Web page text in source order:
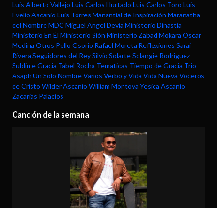
Luis Alberto Vallejo Luis Carlos Hurtado Luis Carlos Toro Luis
Evelio Ascanio Luis Torres Manantial de Inspiración Maranatha
del NombreMDC Miguel Angel Devia Ministerio Dinastia
Ministerio En Él Ministerio Sión Ministerio Zabad Mokara Oscar
Medina Otros Pello Osorio Rafael Moreta Reflexiones Sarai
Rivera Seguidores del ReySilvio SolarteSolangie Rodriguez
Sublime Gracia Tabel Rocha Tematicas Tiempo de Gracia Trio
Asaph Un Solo NombreVarios Verbo y Vida Vida Nueva Voceros
de Cristo Wilder Ascanio William Montoya Yesica Ascanio
Zacarias Palacios
Canción de la semana